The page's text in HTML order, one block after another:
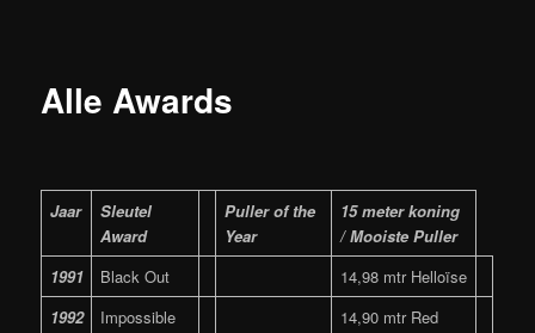
Alle Awards
Jaar
Sleutel
Award
Puller of the
Year
15 meter koning
/ Mooiste Puller
1991
Black Out
14,98 mtr Helloïse
1992
Impossible
14,90 mtr Red